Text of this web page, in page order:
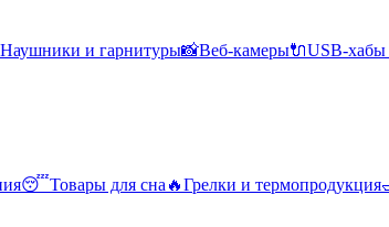
Наушники и гарнитуры📸Веб-камеры🔌USB-хабы
😴Товары для сна 🔥Грелки и термопродукция